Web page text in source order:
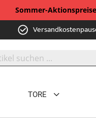
Sommer-Aktionspreise
TORE